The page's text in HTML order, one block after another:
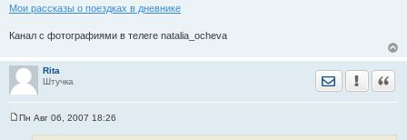
Мои рассказы о поездках в дневнике
Канал с фотографиями в телеге natalia_ocheva
Rita
Штучка
Отправить
Пн Авг 06, 2007 18:26